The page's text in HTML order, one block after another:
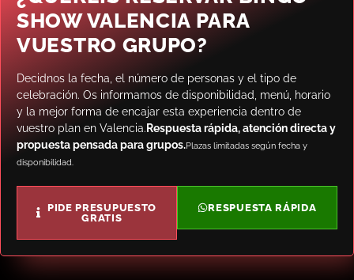
SHOW VALENCIA PARA
VUESTRO GRUPO?
Decidnos la fecha, el número de personas y el tipo de
celebración. Os informamos de disponibilidad, menú, horario
y la mejor forma de encajar esta experiencia dentro de
vuestro plan en Valencia. Respuesta rápida, atención directa y
propuesta pensada para grupos.Plazas limitadas según fecha y
disponibilidad.
PIDE PRESUPUESTO
GRATIS
RESPUESTA RÁPIDA